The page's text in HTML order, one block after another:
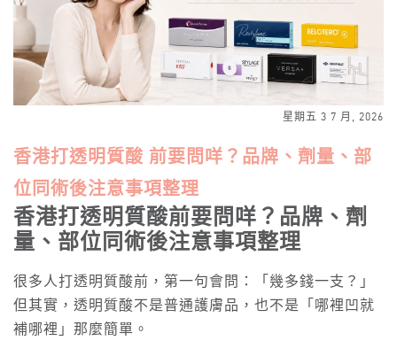
星期五 3 7 月, 2026
香港打透明質酸 前要問咩？品牌、劑量、部
位同術後注意事項整理
香港打透明質酸前要問咩？品牌、劑
量、部位同術後注意事項整理
很多人打透明質酸前，第一句會問：「幾多錢一支？」
但其實，透明質酸不是普通護膚品，也不是「哪裡凹就
補哪裡」那麼簡單。